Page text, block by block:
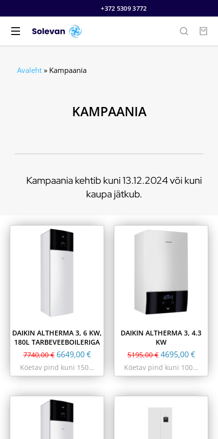
+372 5309 3772
Avaleht » Kampaania
KAMPAANIA
Kampaania kehtib kuni 13.12.2024 või kuni
kaupa jätkub.
DAIKIN ALTHERMA 3, 6 KW,
180L TARBEVEEBOILERIGA
7740,00€ 6649,00€
Köetav pind kuni 150…
DAIKIN ALTHERMA 3, 4.3
KW
5195,00€ 4695,00€
Köetav pind kuni 100…